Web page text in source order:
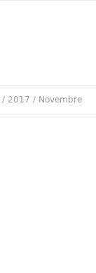
/ 2017 / Novembre